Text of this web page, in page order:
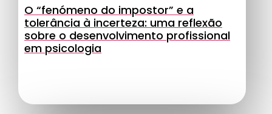
O “fenómeno do impostor” e a
tolerância à incerteza: uma reflexão
sobre o desenvolvimento profissional
em psicologia